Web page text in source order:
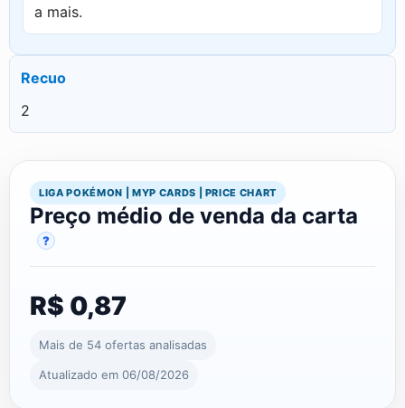
a mais.
Recuo
2
LIGA POKÉMON | MYP CARDS | PRICE CHART
Preço médio de venda da carta
?
R$ 0,87
Mais de 54 ofertas analisadas
Atualizado em 06/08/2026